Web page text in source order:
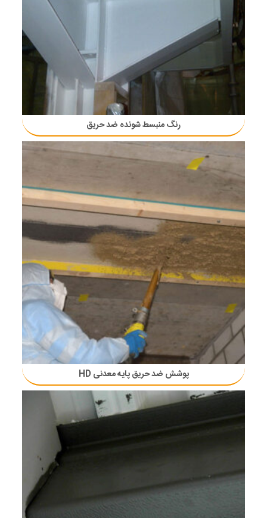
رنگ منبسط شونده ضد حریق
پوشش ضد حریق پایه معدنی HD